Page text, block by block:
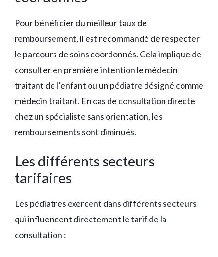
Pour bénéficier du meilleur taux de
remboursement, il est recommandé de respecter
le parcours de soins coordonnés. Cela implique de
consulter en première intention le médecin
traitant de l’enfant ou un pédiatre désigné comme
médecin traitant. En cas de consultation directe
chez un spécialiste sans orientation, les
remboursements sont diminués.
Les différents secteurs
tarifaires
Les pédiatres exercent dans différents secteurs
qui influencent directement le tarif de la
consultation :